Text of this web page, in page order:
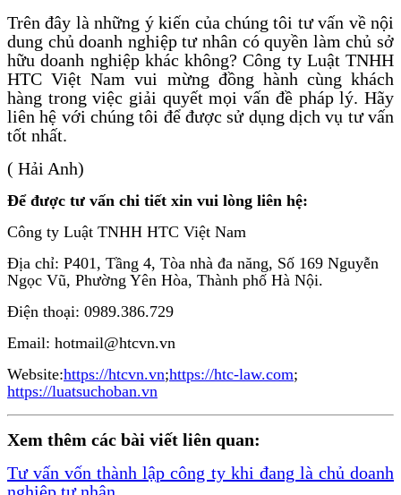
Trên đây là những ý kiến của chúng tôi tư vấn về nội
dung chủ doanh nghiệp tư nhân có quyền làm chủ sở
hữu doanh nghiệp khác không? Công ty Luật TNHH
HTC Việt Nam vui mừng đồng hành cùng khách
hàng trong việc giải quyết mọi vấn đề pháp lý. Hãy
liên hệ với chúng tôi để được sử dụng dịch vụ tư vấn
tốt nhất.
( Hải Anh)
Để được tư vấn chi tiết xin vui lòng liên hệ:
Công ty Luật TNHH HTC Việt Nam
Địa chỉ: P401, Tầng 4, Tòa nhà đa năng, Số 169 Nguyễn
Ngọc Vũ, Phường Yên Hòa, Thành phố Hà Nội.
Điện thoại: 0989.386.729
Email: hotmail@htcvn.vn
Website:https://htcvn.vn;https://htc-law.com;
https://luatsuchoban.vn
Xem thêm các bài viết liên quan:
Tư vấn vốn thành lập công ty khi đang là chủ doanh